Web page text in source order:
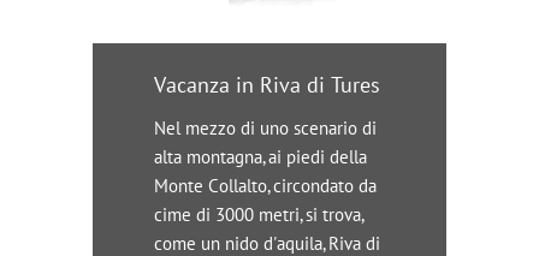
Vacanza in Riva di Tures
Nel mezzo di uno scenario di
alta montagna, ai piedi della
Monte Collalto, circondato da
cime di 3000 metri, si trova,
come un nido d'aquila, Riva di